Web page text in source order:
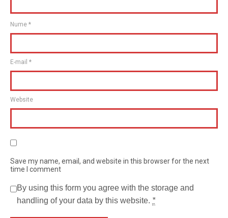
Nume *
E-mail *
Website
Save my name, email, and website in this browser for the next
time I comment
By using this form you agree with the storage and
handling of your data by this website. *